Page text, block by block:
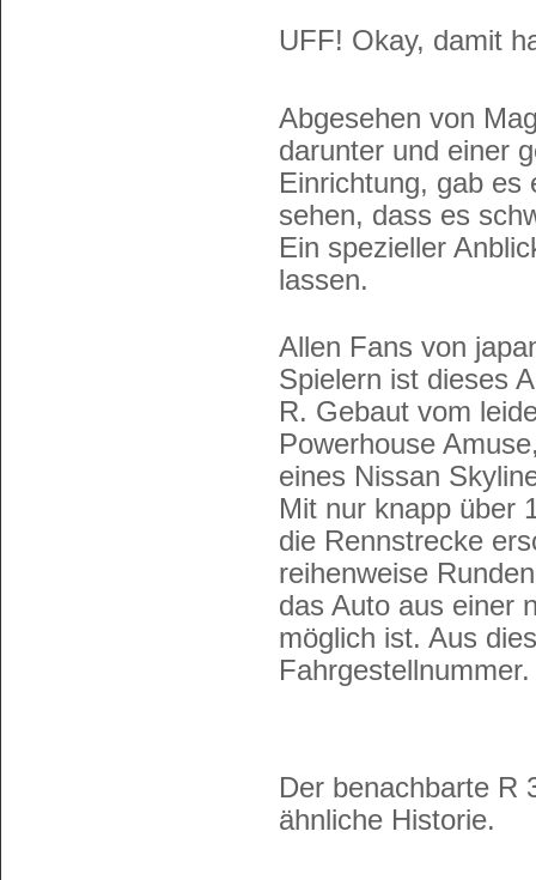
UFF! Okay, damit
Abgesehen von
darunter und einer
Einrichtung, gab es
sehen, dass es
Ein spezieller
lassen.
Allen Fans von
Spielern ist dieses
R. Gebaut vom
Powerhouse
eines Nissan
Mit nur knapp über
die Rennstrecke
reihenweise
das Auto aus einer
möglich ist. Aus
Fahrgestellnummer.
Der benachbarte R
ähnliche Historie.